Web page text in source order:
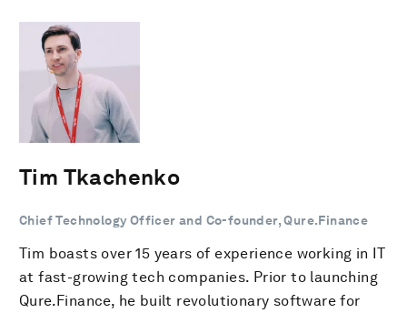
Tim Tkachenko
Chief Technology Officer and Co-founder, Qure.Finance
Tim boasts over 15 years of experience working in IT
at fast-growing tech companies. Prior to launching
Qure.Finance, he built revolutionary software for